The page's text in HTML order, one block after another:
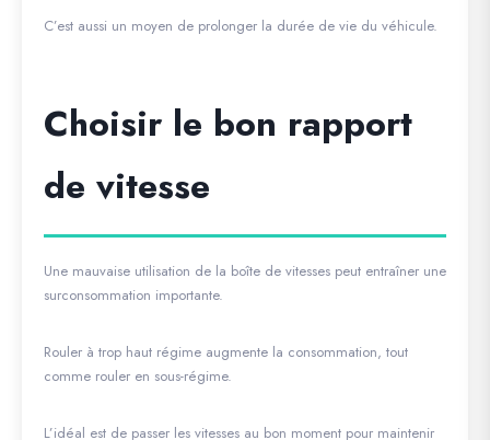
C’est aussi un moyen de prolonger la durée de vie du véhicule.
Choisir le bon rapport
de vitesse
Une mauvaise utilisation de la boîte de vitesses peut entraîner une
surconsommation importante.
Rouler à trop haut régime augmente la consommation, tout
comme rouler en sous-régime.
L’idéal est de passer les vitesses au bon moment pour maintenir